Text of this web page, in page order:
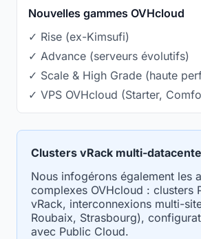
Nouvelles gammes OVHcloud
✓ Rise (ex-Kimsufi)
✓ Advance (serveurs évolutifs)
✓ Scale & High Grade (haute
✓ VPS OVHcloud (Starter,
Clusters vRack multi-
Nous infogérons également les
complexes OVHcloud : clusters
vRack, interconnexions multi-
Roubaix, Strasbourg),
avec Public Cloud.